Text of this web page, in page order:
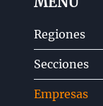
Regiones
Secciones
Empresas